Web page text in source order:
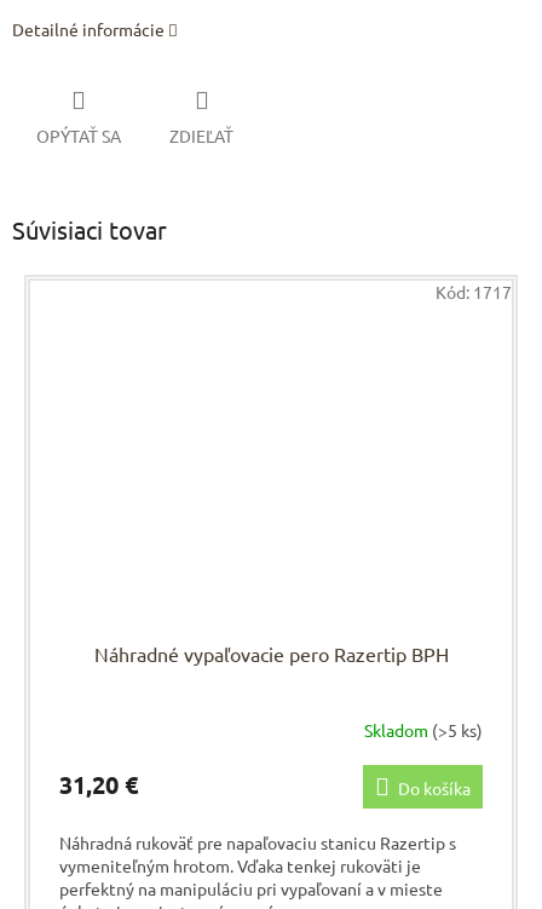
Detailné informácie
OPÝTAŤ SA ZDIEĽAŤ
Súvisiaci tovar
Náhradné vypaľovacie pero Razertip BPH
Skladom (>5 ks)
31,20 € Do košíka
Náhradná rukoväť pre napaľovaciu stanicu Razertip s
vymeniteľným hrotom. Vďaka tenkej rukoväti je
perfektný na manipuláciu pri vypaľovaní a v mieste
Kód: 1717